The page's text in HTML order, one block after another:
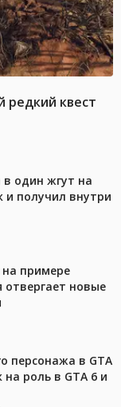
редкий квест
один жгут на
и получил внутри
примере
новые
персонажа в GTA
роль в GTA 6 и